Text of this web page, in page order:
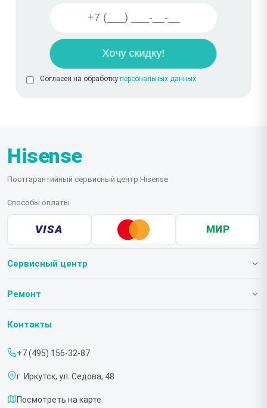
Согласен на обработку персональных данных
Hisense
Постгарантийный сервисный центр Hisense
Способы оплаты
VISA МИР
Сервисный центр
О нашем сервисе
Срочный ремонт
Доставка и способы оплаты
Диагностика
Ремонт
Телевизоров
Контакты
+7 (495) 156-32-87
г. Иркутск, ул. Седова, 48
Посмотреть на карте